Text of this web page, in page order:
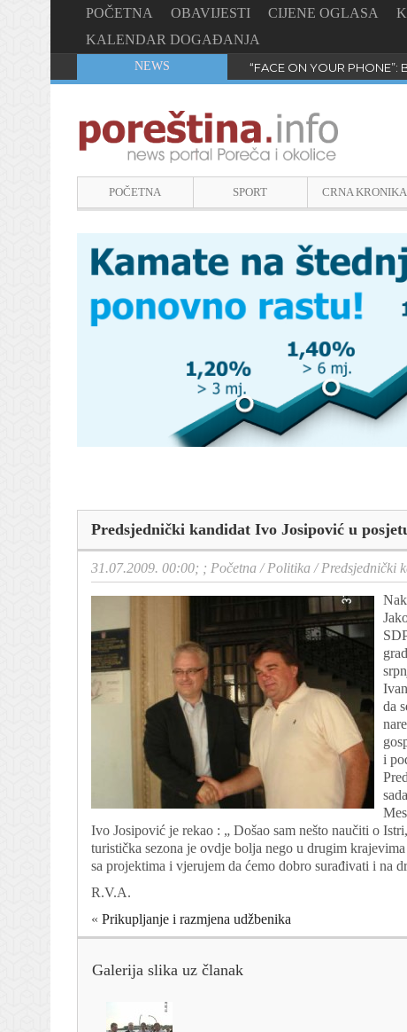
POČETNA OBAVIJESTI CIJENE OGLASA
KALENDAR DOGAĐANJA
NEWS “FACE ON YOUR PHONE”:
POČETNA SPORT CRNA KRONIKA
Predsjednički kandidat Ivo Josipović u
31.07.2009. 00:00; ; Početna /Politika /Predsjednički
da
i
Ivo Josipović je rekao : „ Došao sam nešto naučiti o
turistička sezona je ovdje bolja nego u drugim
sa projektima i vjerujem da ćemo dobro surađivati i na
R.V.A.
« Prikupljanje i razmjena udžbenika
Galerija slika uz članak